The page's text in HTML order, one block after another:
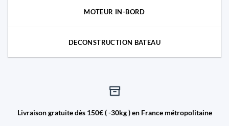
MOTEUR IN-BORD
DECONSTRUCTION BATEAU
Livraison gratuite dès 150€ ( -30kg ) en France métropolitaine